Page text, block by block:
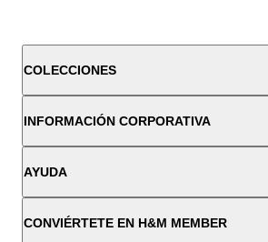
COLECCIONES
INFORMACIÓN CORPORATIVA
AYUDA
CONVIÉRTETE EN H&M MEMBER